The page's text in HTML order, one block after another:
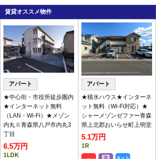
るとスムーズにご案内できます。
事前ご来店のご予約はこ
ちら→ご来店・内見予約
キャンペーン物件のお知ら
せ
家賃・初期費用見直しやフリーレント付の物件です。
対象物件は
こちら】
◇2月、3月定休日のお知らせ◇
3月は休まず営業いたします。
内見のご予約やお問い合わせはお気軽にご連絡くださ
賃貸オススメ物件
アパート
★中心街・市役所徒歩圏内
★インターネット無料
（LAN・Wi-Fi）★メゾン
内丸Ⅱ青森県八戸市内丸3
丁目
6.5万円
1LDK
アパート
★積水ハウス★インターネ
ット無料（Wi-Fi対応）★
シャーメゾンゼファー青森
県上北郡おいらせ町上明堂
5.1万円
1R